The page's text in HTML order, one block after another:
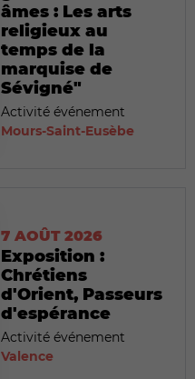
âmes : Les arts
religieux au
temps de la
marquise de
Sévigné"
Activité événement
Mours-Saint-Eusèbe
7 AOÛT 2026
Exposition :
Chrétiens
d'Orient, Passeurs
d'espérance
Activité événement
Valence